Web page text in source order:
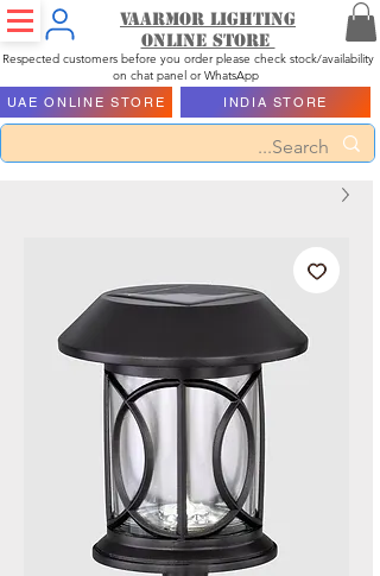
Vaarmor Lighting
ONLINE STORE
Respected customers before you order please check stock/availability
on chat panel or WhatsApp
UAE ONLINE STORE INDIA STORE